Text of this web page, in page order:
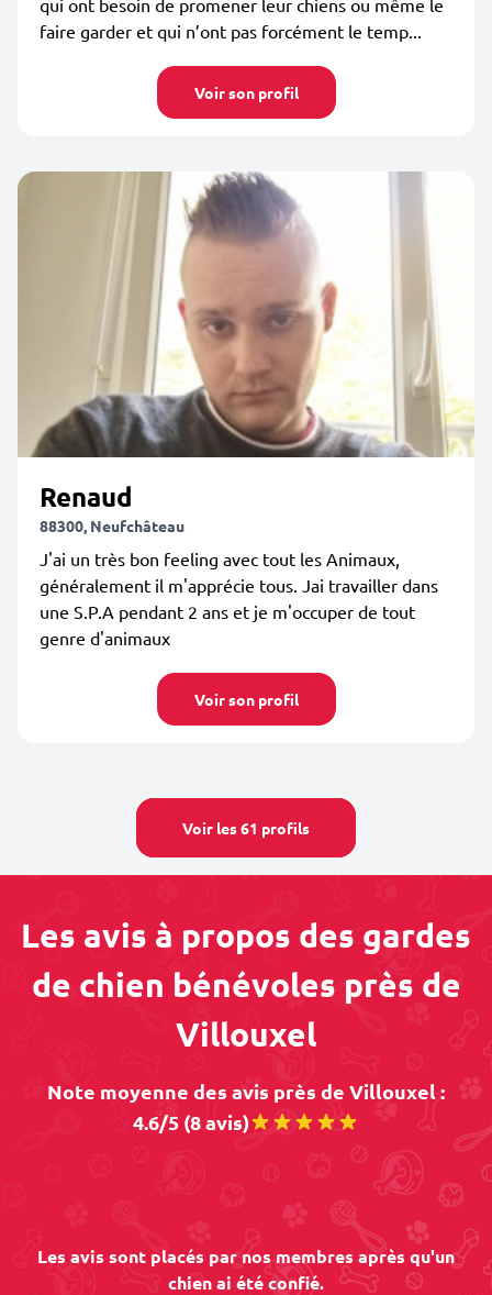
qui ont besoin de promener leur chiens ou même le
faire garder et qui n’ont pas forcément le temp...
Voir son profil
Renaud
88300, Neufchâteau
J'ai un très bon feeling avec tout les Animaux,
généralement il m'apprécie tous. Jai travailler dans
une S.P.A pendant 2 ans et je m'occuper de tout
genre d'animaux
Voir son profil
Voir les 61 profils
Les avis à propos des gardes
de chien bénévoles près de
Villouxel
Note moyenne des avis près de Villouxel :
4.6/5 (8 avis)
Les avis sont placés par nos membres après qu'un
chien ai été confié.